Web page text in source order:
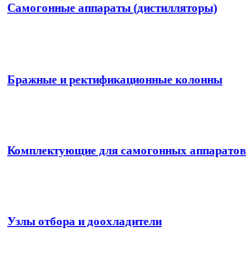
Самогонные аппараты (дистилляторы)
Бражные и ректификационные колонны
Комплектующие для самогонных аппаратов
Узлы отбора и доохладители